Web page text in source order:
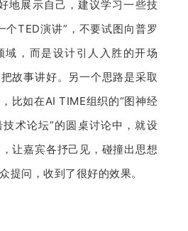
地展示自己，建议学习一些技
个TED演讲”，不要试图向普罗
域，而是设计引人入胜的开场
故事讲好。另一个思路是采取
比如在AI TIME组织的“图神经
术论坛”的圆桌讨论中，就设
让嘉宾各抒己见，碰撞出思想
提问，收到了很好的效果。